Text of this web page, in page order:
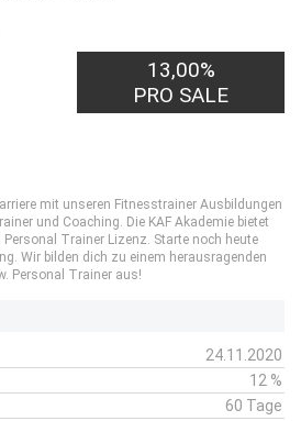
30,00€
PRO LEAD
13,00%
PRO SALE
mit unseren Fitnesstrainer Ausbildungen
und Coaching. Die KAF Akademie bietet
Trainer Lizenz. Starte noch heute
Wir bilden dich zu einem herausragenden
Personal Trainer aus!
24.11.2020
12 %
60 Tage